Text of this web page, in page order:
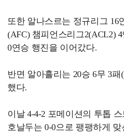
또한 알나스르는 정규리그 16
(AFC) 챔피언스리그2(ACL2)
0연승 행진을 이어갔다.
반면 알아흘리는 20승 6무 3패
했다.
이날 4-4-2 포메이션의 투톱
호날두는 0-0으로 팽팽하게